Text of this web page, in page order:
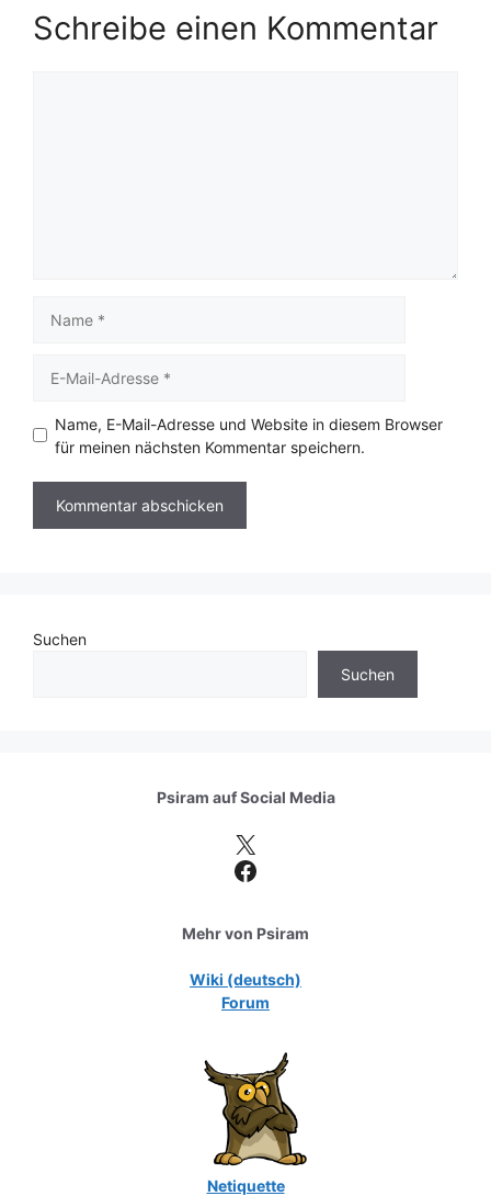
Schreibe einen Kommentar
Mail-
Name, E-Mail-Adresse und Website in diesem Browser
für meinen nächsten Kommentar speichern.
Suchen
Suchen
Psiram aufSocial Media
X
Facebook
Mehr von Psiram
Wiki (deutsch)
Forum
Netiquette